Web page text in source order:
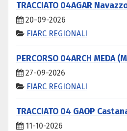
TRACCIATO 04AGAR
20-09-2026
FIARC REGIONALI
PERCORSO 04ARCH MEDA
27-09-2026
FIARC REGIONALI
TRACCIATO 04 GAOP
11-10-2026